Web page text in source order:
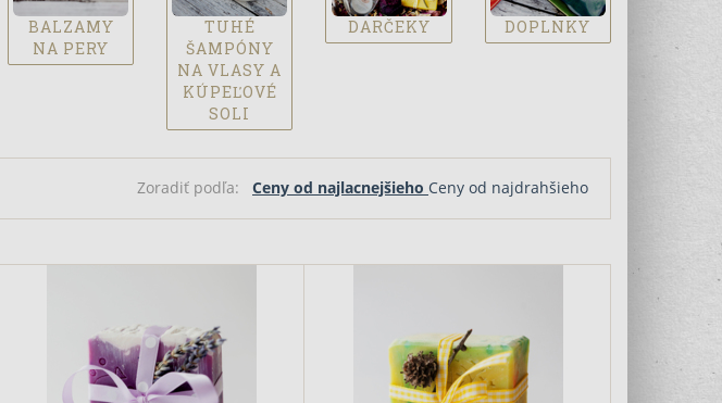
BALZAMY
NA PERY
TUHÉ
ŠAMPÓNY
NA VLASY A
KÚPEĽOVÉ
SOLI
DARČEKY DOPLNKY
Zoradiť podľa: Ceny od najlacnejšieho Ceny od najdrahšieho